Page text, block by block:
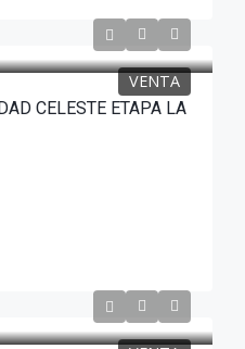
VENTA
CELESTE ETAPA LA